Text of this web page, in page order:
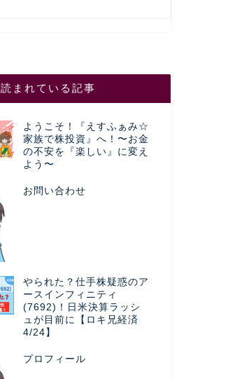
読まれている記事
ようこそ！『えすふぁみ☆
家族で株投資』へ！〜お金
の不安を『楽しい』に変え
よう〜
お問い合わせ
やられた？仕手株疑惑のア
ースインフィニティ
(7692)！日米決算ラッシ
ュが目前に【ロキ兄経済
4/24】
プロフィール